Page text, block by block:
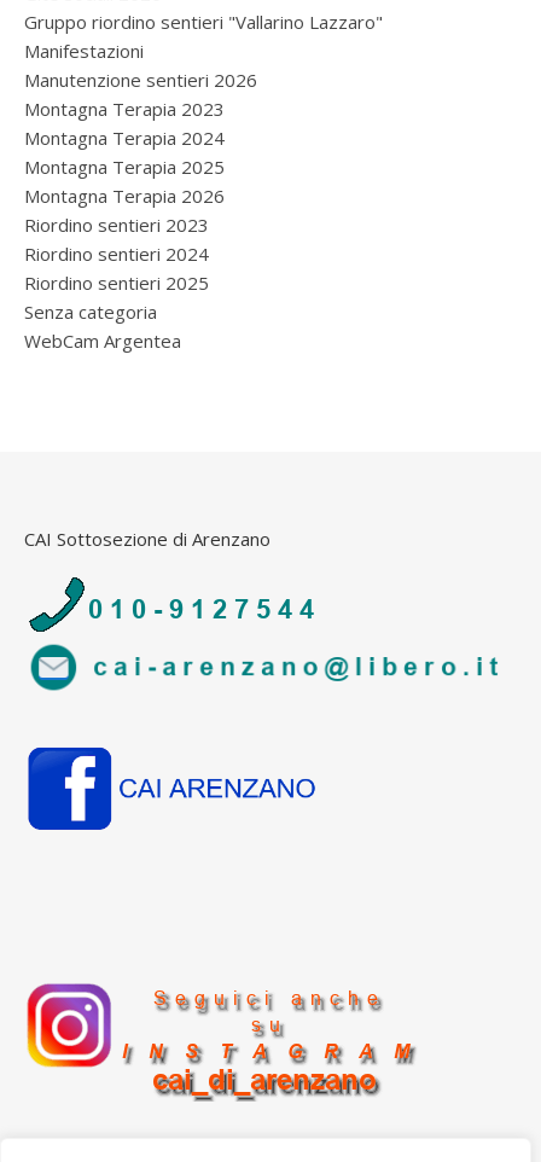
Gruppo riordino sentieri "Vallarino Lazzaro"
Manifestazioni
Manutenzione sentieri 2026
Montagna Terapia 2023
Montagna Terapia 2024
Montagna Terapia 2025
Montagna Terapia 2026
Riordino sentieri 2023
Riordino sentieri 2024
Riordino sentieri 2025
Senza categoria
WebCam Argentea
CAI Sottosezione di Arenzano